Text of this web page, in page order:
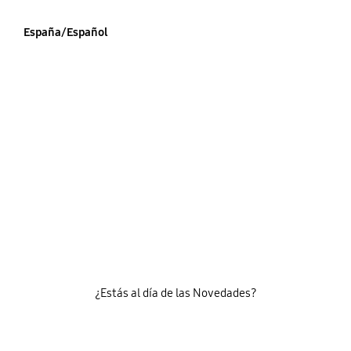
España/Español
¿Estás al día de las Novedades?